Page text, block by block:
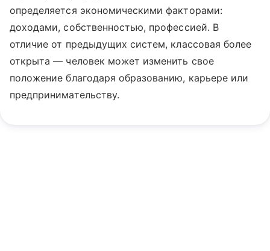
определяется экономическими факторами:
доходами, собственностью, профессией. В
отличие от предыдущих систем, классовая более
открыта — человек может изменить свое
положение благодаря образованию, карьере или
предпринимательству.